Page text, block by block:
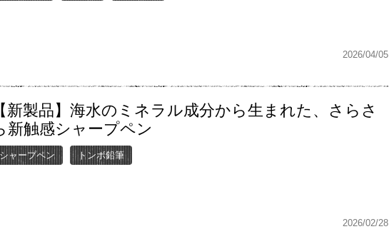
2026/04/05
【新製品】海水のミネラル成分から生まれた、さらさ
新触感シャープペン
シャープペン トンボ鉛筆
2026/02/28